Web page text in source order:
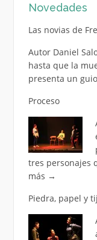
Novedades
Las novias de
Autor Daniel
hasta que la
presenta un
Proceso
tres personajes
más →
Piedra, papel y